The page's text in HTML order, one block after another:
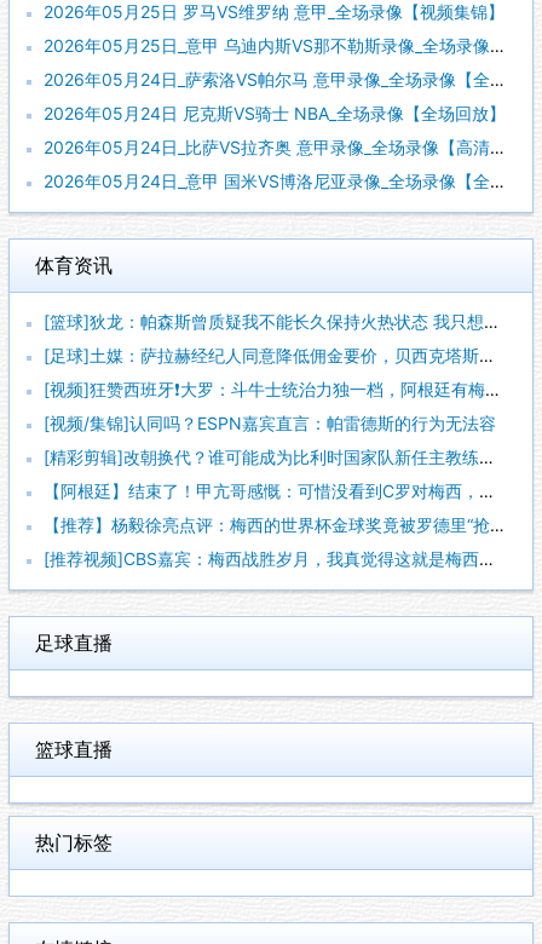
2026年05月25日 罗马VS维罗纳 意甲_全场录像【视频集锦】
2026年05月25日_意甲 乌迪内斯VS那不勒斯录像_全场录像【全场回放】
2026年05月24日_萨索洛VS帕尔马 意甲录像_全场录像【全场回放】
2026年05月24日 尼克斯VS骑士 NBA_全场录像【全场回放】
2026年05月24日_比萨VS拉齐奥 意甲录像_全场录像【高清回放】
2026年05月24日_意甲 国米VS博洛尼亚录像_全场录像【全场回放】
体育资讯
[篮球]狄龙：帕森斯曾质疑我不能长久保持火热状态 我只想证明
[足球]土媒：萨拉赫经纪人同意降低佣金要价，贝西克塔斯已准备
[视频]狂赞西班牙❗大罗：斗牛士统治力独一档，阿根廷有梅西也
[视频/集锦]认同吗？ESPN嘉宾直言：帕雷德斯的行为无法容
[精彩剪辑]改朝换代？谁可能成为比利时国家队新任主教练？会是
【阿根廷】结束了！甲亢哥感慨：可惜没看到C罗对梅西，踢西班牙
【推荐】杨毅徐亮点评：梅西的世界杯金球奖竟被罗德里“抢走”！
[推荐视频]CBS嘉宾：梅西战胜岁月，我真觉得这就是梅西世界
足球直播
篮球直播
热门标签